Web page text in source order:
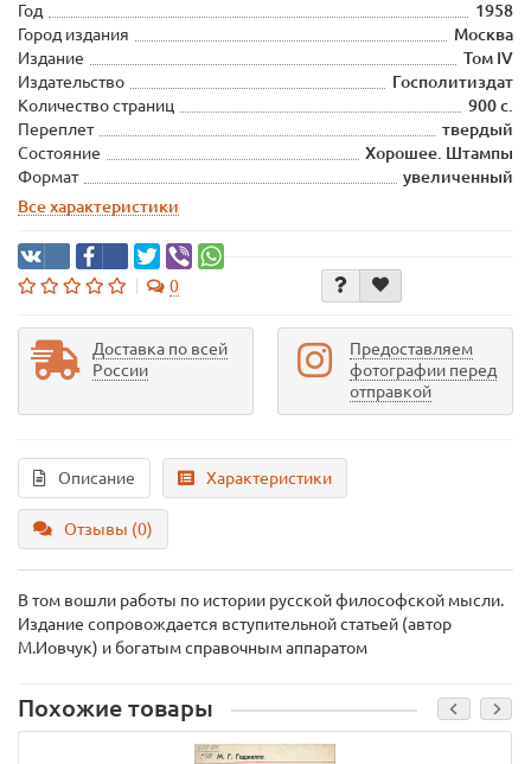
Год
1958
Город издания
Москва
Издание
Том IV
Издательство
Госполитиздат
Количество страниц
900 с.
Переплет
твердый
Состояние
Хорошее. Штампы
Формат
увеличенный
Все характеристики
0
Доставка по всей
России
Предоставляем
фотографии перед
отправкой
Описание Характеристики
Отзывы (0)
В том вошли работы по истории русской философской мысли.
Издание сопровождается вступительной статьей (автор
М.Иовчук) и богатым справочным аппаратом
Похожие товары